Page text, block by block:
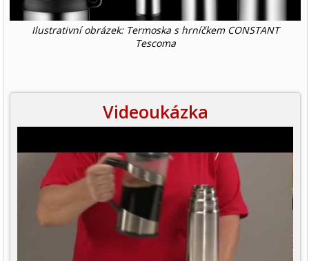
Ilustrativní obrázek: Termoska s hrníčkem CONSTANT
Tescoma
Videoukázka